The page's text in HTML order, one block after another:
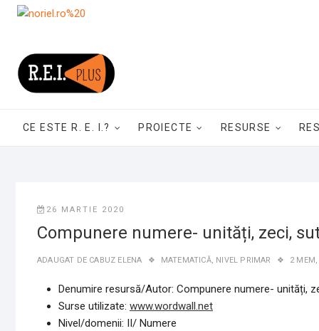
Skip
CE ESTE R. E. I.? PROIECTE RESURSE
26 MARTIE 2020
Compunere numere- unități, zeci,
ADAUGAT DE CABUZ ELENA MATEMATICĂ, NIVEL PRIMAR 2 MEM,
Denumire resursă/Autor: Compunere numere- unități,
Surse utilizate: www.wordwall.net
Nivel/domenii: II/ Numere